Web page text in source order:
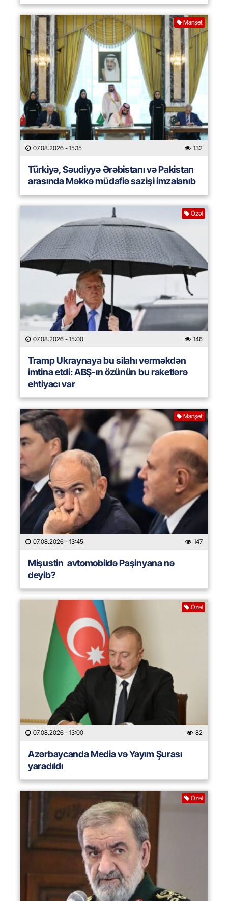
Manşet
07.08.2026 - 15:15 132
Türkiyə, Səudiyyə Ərəbistanı və Pakistan
arasında Məkkə müdafiə sazişi imzalanıb
Özəl
07.08.2026 - 15:00 146
Tramp Ukraynaya bu silahı verməkdən
imtina etdi: ABŞ-ın özünün bu raketlərə
ehtiyacı var
Manşet
07.08.2026 - 13:45 147
Mişustin avtomobildə Paşinyana nə
deyib?
Özəl
07.08.2026 - 13:00 82
Azərbaycanda Media və Yayım Şurası
yaradıldı
Özəl